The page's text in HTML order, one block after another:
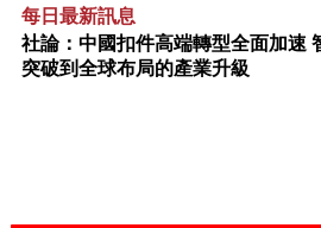
每日最新訊息
社論：中國扣件高端轉型全面加速
突破到全球布局的產業升級